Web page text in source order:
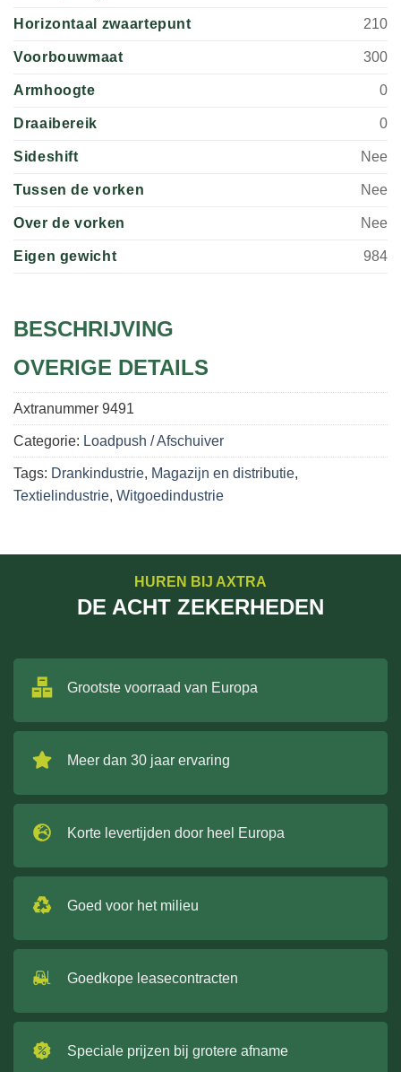
Horizontaal zwaartepunt 210
Voorbouwmaat 300
Armhoogte 0
Draaibereik 0
Sideshift Nee
Tussen de vorken Nee
Over de vorken Nee
Eigen gewicht 984
BESCHRIJVING
OVERIGE DETAILS
Axtranummer 9491
Categorie: Loadpush / Afschuiver
Tags: Drankindustrie, Magazijn en distributie,
Textielindustrie, Witgoedindustrie
HUREN BIJ AXTRA
DE ACHT ZEKERHEDEN
Grootste voorraad van Europa
Meer dan 30 jaar ervaring
Korte levertijden door heel Europa
Goed voor het milieu
Goedkope leasecontracten
Speciale prijzen bij grotere afname